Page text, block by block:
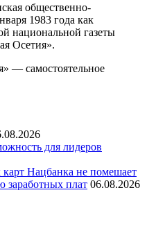
общественно-
1983 года как
национальной газеты
Осетия».
— самостоятельное
для лидеров
Нацбанка не помешает
заработных плат 06.08.2026